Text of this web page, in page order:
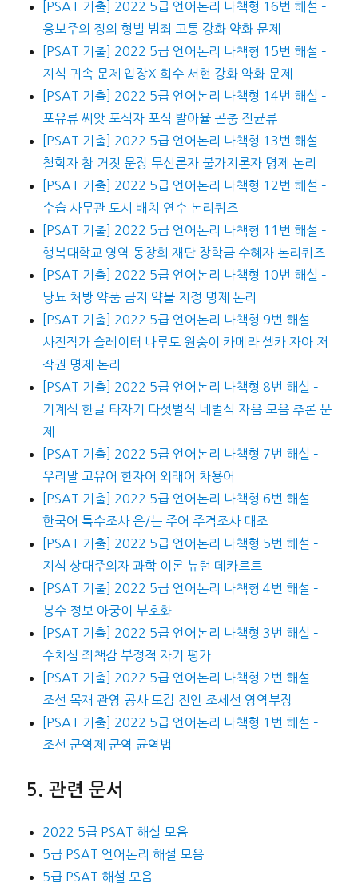
[PSAT 기출] 2022 5급 언어논리 나책형 16번 해설 –
응보주의 정의 형벌 범죄 고통 강화 약화 문제
[PSAT 기출] 2022 5급 언어논리 나책형 15번 해설 –
지식 귀속 문제 입장X 희수 서현 강화 약화 문제
[PSAT 기출] 2022 5급 언어논리 나책형 14번 해설 –
포유류 씨앗 포식자 포식 발아율 곤충 진균류
[PSAT 기출] 2022 5급 언어논리 나책형 13번 해설 –
철학자 참 거짓 문장 무신론자 불가지론자 명제 논리
[PSAT 기출] 2022 5급 언어논리 나책형 12번 해설 –
수습 사무관 도시 배치 연수 논리퀴즈
[PSAT 기출] 2022 5급 언어논리 나책형 11번 해설 –
행복대학교 영역 동창회 재단 장학금 수혜자 논리퀴즈
[PSAT 기출] 2022 5급 언어논리 나책형 10번 해설 –
당뇨 처방 약품 금지 약물 지정 명제 논리
[PSAT 기출] 2022 5급 언어논리 나책형 9번 해설 –
사진작가 슬레이터 나루토 원숭이 카메라 셀카 자아 저
작권 명제 논리
[PSAT 기출] 2022 5급 언어논리 나책형 8번 해설 –
기계식 한글 타자기 다섯벌식 네벌식 자음 모음 추론 문
제
[PSAT 기출] 2022 5급 언어논리 나책형 7번 해설 –
우리말 고유어 한자어 외래어 차용어
[PSAT 기출] 2022 5급 언어논리 나책형 6번 해설 –
한국어 특수조사 은/는 주어 주격조사 대조
[PSAT 기출] 2022 5급 언어논리 나책형 5번 해설 –
지식 상대주의자 과학 이론 뉴턴 데카르트
[PSAT 기출] 2022 5급 언어논리 나책형 4번 해설 –
봉수 정보 아궁이 부호화
[PSAT 기출] 2022 5급 언어논리 나책형 3번 해설 –
수치심 죄책감 부정적 자기 평가
[PSAT 기출] 2022 5급 언어논리 나책형 2번 해설 –
조선 목재 관영 공사 도감 전인 조세선 영역부장
[PSAT 기출] 2022 5급 언어논리 나책형 1번 해설 –
조선 군역제 군역 균역법
관련 문서
2022 5급 PSAT 해설 모음
5급 PSAT 언어논리 해설 모음
5급 PSAT 해설 모음